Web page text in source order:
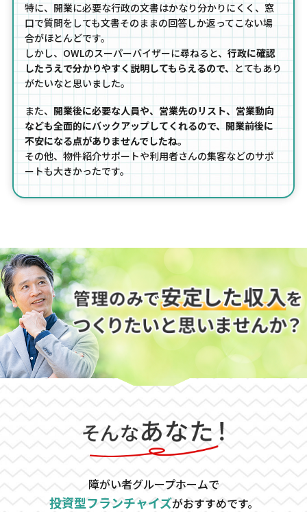
特に、開業に必要な行政の文書はかなり分かりにくく、窓
口で質問をしても文書そのままの回答しか返ってこない場
合がほとんどです。
しかし、OWLのスーパーバイザーに尋ねると、行政に確認
したうえで分かりやすく説明してもらえるので、 とてもあり
がたいなと思いました。
また、 開業後に必要な人員や、営業先のリスト、営業動向
なども全面的にバックアップしてくれるので、開業前後に
不安になる点がありませんでしたね。
その他、物件紹介サポートや利用者さんの集客などのサポ
ートも大きかったです。
障がい者グループホームで
投資型フランチャイズがおすすめです。